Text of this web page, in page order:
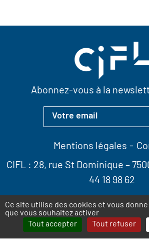
Ce site utilise des cookies et vous
que vous souhaitez activer
Tout accepter
Tout refuser
Abonnez-vous à la
Mentions légales
CIFL : 28, rue St Dominique –
44 18 98 62